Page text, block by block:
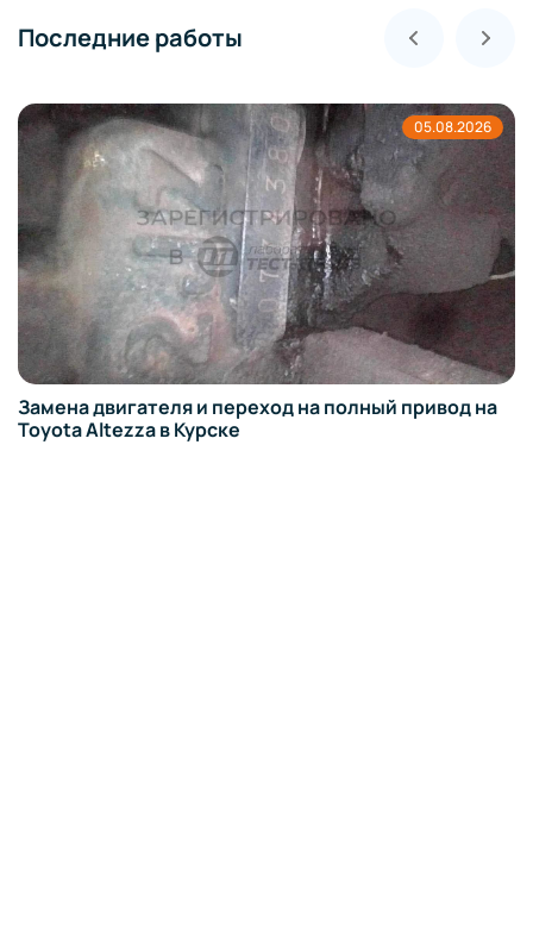
Последние работы
05.08.2026
Замена двигателя и переход на полный привод на
Toyota Altezza в Курске